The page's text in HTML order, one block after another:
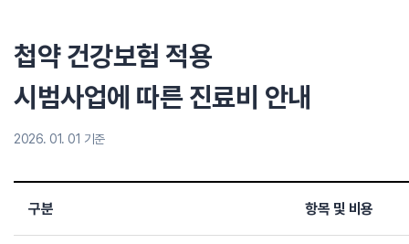
첩약 건강보험 적용
시범사업에 따른 진료비 안내
2026. 01. 01 기준
구분 항목 및 비용